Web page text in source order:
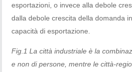
esportazioni, o invece alla debole
dalla debole crescita della domanda
capacità di esportazione.
Fig.1 La città industriale è la
e non di persone, mentre le città-